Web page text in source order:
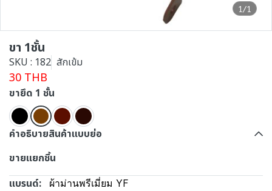
1/1
ขา 1ชั้น
SKU : 182 สักเข้ม
30 THB
ขายึด 1 ชั้น
คำอธิบายสินค้าแบบย่อ
ขายแยกชิ้น
แบรนด์:
ผ้าม่านพรีเมี่ยม YF